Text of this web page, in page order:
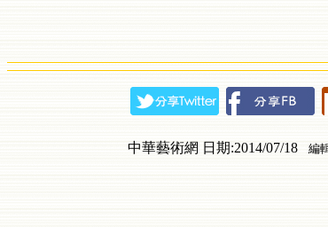
中華藝術網 日期:2014/07/18 編